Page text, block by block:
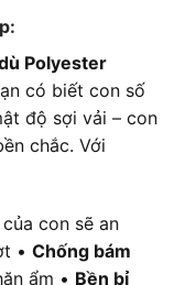
Polyester
có biết con số
độ sợi vải – con
chắc. Với
con sẽ an
• Chống bám
ẩm • Bền bỉ